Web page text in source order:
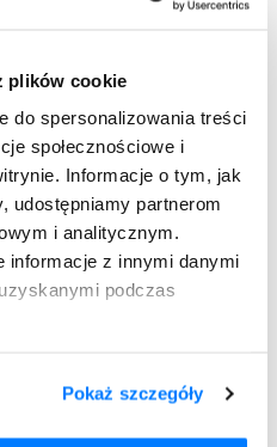
plików cookie
do spersonalizowania treści
społecznościowe i
Informacje o tym, jak
udostępniamy partnerom
i analitycznym.
informacje z innymi danymi
podczas
Pokaż szczegóły
–
polega przede
utrzymywanie optymalnego
lipidowej, a także
i wprowadzeniu zdrowego
mają
a zaburzenia
pracy narządów i
oraz charakterem
indywidualnie do stanu